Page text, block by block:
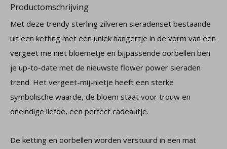
Productomschrijving
Met deze trendy sterling zilveren sieradenset bestaande
uit een ketting met een uniek hangertje in de vorm van een
vergeet me niet bloemetje en bijpassende oorbellen ben
je up-to-date met de nieuwste flower power sieraden
trend. Het vergeet-mij-nietje heeft een sterke
symbolische waarde, de bloem staat voor trouw en
oneindige liefde, een perfect cadeautje.
De ketting en oorbellen worden verstuurd in een mat